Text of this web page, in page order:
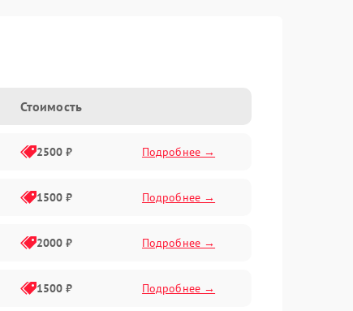
Стоимость
2500 ₽ Подробнее →
1500 ₽ Подробнее →
2000 ₽ Подробнее →
1500 ₽ Подробнее →